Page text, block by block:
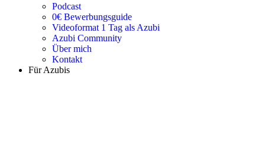
Podcast
0€ Bewerbungsguide
Videoformat 1 Tag als Azubi
Azubi Community
Über mich
Kontakt
Für Azubis